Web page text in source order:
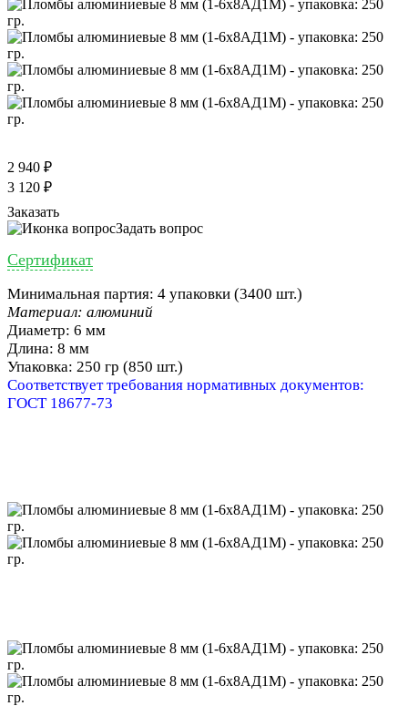
2 940 ₽
3 120 ₽
Заказать
Задать вопрос
Сертификат
Минимальная партия: 4 упаковки (3400 шт.)
Материал: алюминий
Диаметр: 6 мм
Длина: 8 мм
Упаковка: 250 гр (850 шт.)
Соответствует требования нормативных документов:
ГОСТ 18677-73